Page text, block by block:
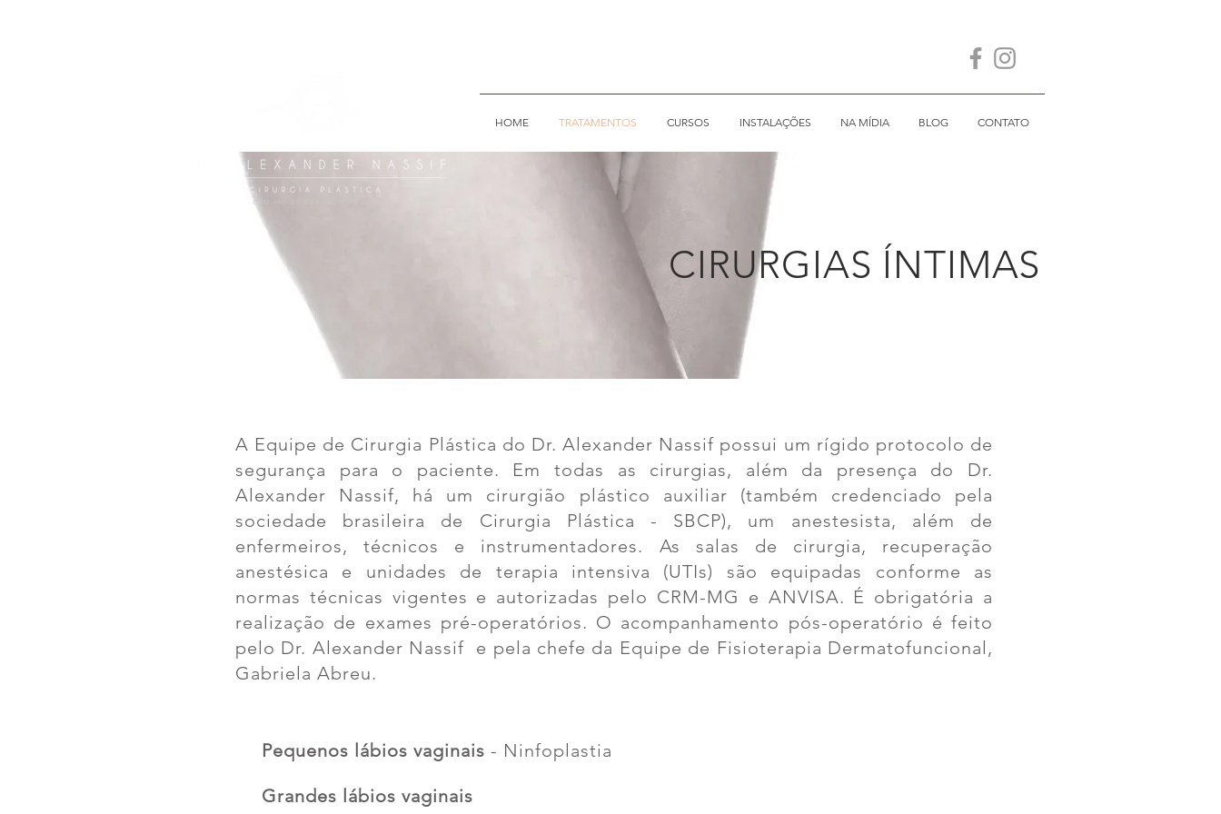
HOME TRATAMENTOS CURSOS INSTALAÇÕES NA MÍDIA BLOG CONTATO
CIRURGIAS ÍNTIMAS
A Equipe de Cirurgia Plástica do Dr. Alexander Nassif possui um rígido protocolo de
segurança para o paciente. Em todas as cirurgias, além da presença do Dr.
Alexander Nassif, há um cirurgião plástico auxiliar (também credenciado pela
sociedade brasileira de Cirurgia Plástica - SBCP), um anestesista, além de
enfermeiros, técnicos e instrumentadores. As salas de cirurgia, recuperação
anestésica e unidades de terapia intensiva (UTIs) são equipadas conforme as
normas técnicas vigentes e autorizadas pelo CRM-MG e ANVISA. É obrigatória a
realização de exames pré-operatórios. O acompanhamento pós-operatório é feito
pelo Dr. Alexander Nassif e pela chefe da Equipe de Fisioterapia Dermatofuncional,
Gabriela Abreu.
Pequenos lábios vaginais - Ninfoplastia
Grandes lábios vaginais
CRM-MG 39.633 RQE 25.200